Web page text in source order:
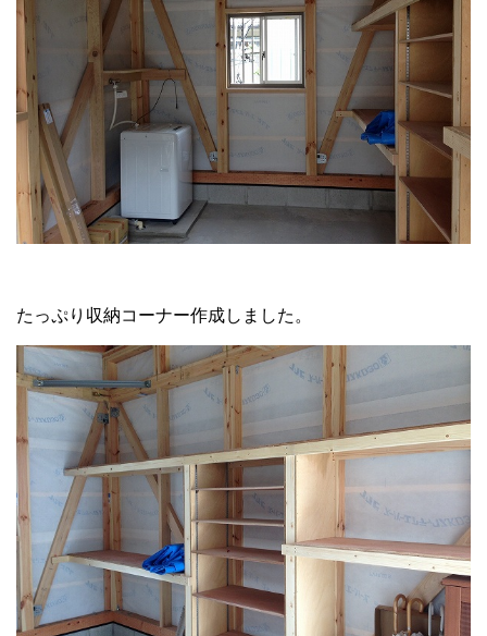
たっぷり収納コーナー作成しました。